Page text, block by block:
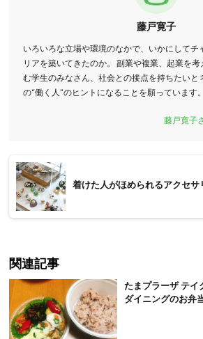
藤戸寛子
いろいろな立場や環境のなかで、いかにしてチ
リアを築いてきたのか。 副業や複業、起業を
む学生のみなさん、社会との接点を持ちたいと
の“働く人”のヒントになることを願っています。
藤戸寛子
着けた人がほめられるアクセ
関連記事
たまプラーザ テ
ダイニングのお弁